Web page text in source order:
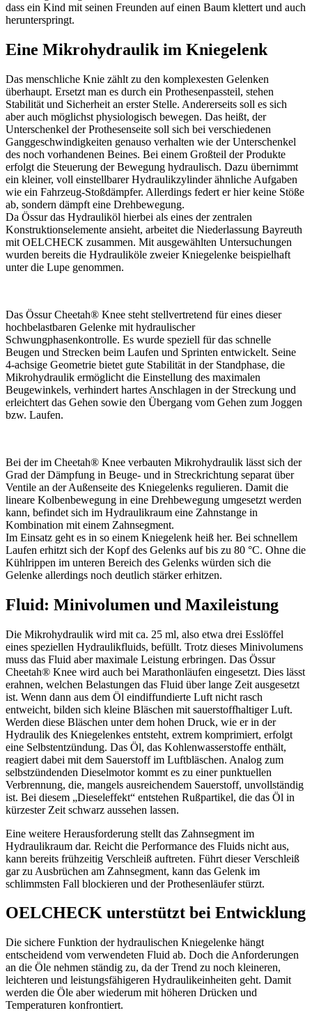
dass ein Kind mit seinen Freunden auf einen Baum klettert und auch
herunterspringt.
Eine Mikrohydraulik im Kniegelenk
Das menschliche Knie zählt zu den komplexesten Gelenken
überhaupt. Ersetzt man es durch ein Prothesenpassteil, stehen
Stabilität und Sicherheit an erster Stelle. Andererseits soll es sich
aber auch möglichst physiologisch bewegen. Das heißt, der
Unterschenkel der Prothesenseite soll sich bei verschiedenen
Ganggeschwindigkeiten genauso verhalten wie der Unterschenkel
des noch vorhandenen Beines. Bei einem Großteil der Produkte
erfolgt die Steuerung der Bewegung hydraulisch. Dazu übernimmt
ein kleiner, voll einstellbarer Hydraulikzylinder ähnliche Aufgaben
wie ein Fahrzeug-Stoßdämpfer. Allerdings federt er hier keine Stöße
ab, sondern dämpft eine Drehbewegung.
Da Össur das Hydrauliköl hierbei als eines der zentralen
Konstruktionselemente ansieht, arbeitet die Niederlassung Bayreuth
mit OELCHECK zusammen. Mit ausgewählten Untersuchungen
wurden bereits die Hydrauliköle zweier Kniegelenke beispielhaft
unter die Lupe genommen.
Das Össur Cheetah® Knee steht stellvertretend für eines dieser
hochbelastbaren Gelenke mit hydraulischer
Schwungphasenkontrolle. Es wurde speziell für das schnelle
Beugen und Strecken beim Laufen und Sprinten entwickelt. Seine
4-achsige Geometrie bietet gute Stabilität in der Standphase, die
Mikrohydraulik ermöglicht die Einstellung des maximalen
Beugewinkels, verhindert hartes Anschlagen in der Streckung und
erleichtert das Gehen sowie den Übergang vom Gehen zum Joggen
bzw. Laufen.
Bei der im Cheetah® Knee verbauten Mikro­hydraulik lässt sich der
Grad der Dämpfung in Beuge- und in Streckrichtung separat über
Ventile an der Außenseite des Kniegelenks regulieren. Damit die
lineare Kolbenbewegung in eine Drehbewegung umgesetzt werden
kann, befindet sich im Hydraulikraum eine Zahnstange in
Kombination mit einem Zahnsegment.
Im Einsatz geht es in so einem Kniegelenk heiß her. Bei schnellem
Laufen erhitzt sich der Kopf des Gelenks auf bis zu 80 °C. Ohne die
Kühlrippen im unteren Bereich des Gelenks würden sich die
Gelenke allerdings noch deutlich stärker erhitzen.
Fluid: Minivolumen und Maxileistung
Die Mikrohydraulik wird mit ca. 25 ml, also etwa drei Esslöffel
eines speziellen Hydraulikfluids, befüllt. Trotz dieses Minivolumens
muss das Fluid aber maximale Leistung erbringen. Das Össur
Cheetah® Knee wird auch bei Marathonläufen eingesetzt. Dies lässt
erahnen, welchen Belas­tungen das Fluid über lange Zeit ausgesetzt
ist. Wenn dann aus dem Öl eindiffundierte Luft nicht rasch
entweicht, bilden sich kleine Bläschen mit sauerstoffhaltiger Luft.
Werden diese Bläschen unter dem hohen Druck, wie er in der
Hydraulik des Kniegelenkes entsteht, extrem komprimiert, erfolgt
eine Selbstentzündung. Das Öl, das Kohlenwasserstoffe enthält,
reagiert dabei mit dem Sauerstoff im Luftbläschen. Analog zum
selbstzündenden Dieselmotor kommt es zu einer punktuellen
Verbrennung, die, mangels ausreichendem Sauerstoff, unvollständig
ist. Bei diesem „Dieseleffekt“ entstehen Rußpartikel, die das Öl in
kürzester Zeit schwarz aussehen lassen.
Eine weitere Herausforderung stellt das Zahn­segment im
Hydraulikraum dar. Reicht die Performance des Fluids nicht aus,
kann bereits frühzeitig Verschleiß auftreten. Führt dieser Verschleiß
gar zu Ausbrüchen am Zahnsegment, kann das Gelenk im
schlimmsten Fall blockieren und der Prothesenläufer stürzt.
OELCHECK unterstützt bei Entwicklung
Die sichere Funktion der hydraulischen Knie­gelenke hängt
entscheidend vom verwendeten Fluid ab. Doch die Anforderungen
an die Öle nehmen ständig zu, da der Trend zu noch kleineren,
leichteren und leistungsfähigeren Hydraulikeinheiten geht. Damit
werden die Öle aber wiederum mit höheren Drücken und
Temperaturen konfrontiert.